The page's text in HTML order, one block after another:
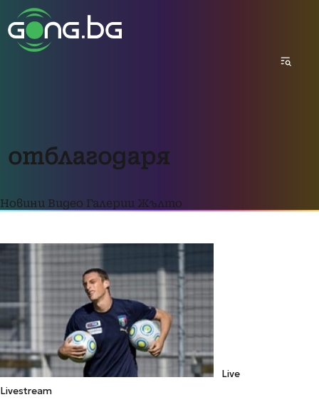
отблагодаря
Новини Видео Галерии Жълто
Live
Livestream